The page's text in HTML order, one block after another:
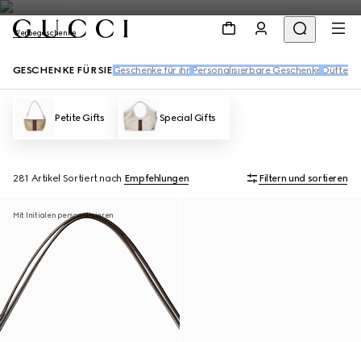
Werbegeschenke
GESCHENKE FÜR SIE Geschenke für ihn Personalisierbare Geschenke Düfte
Petite Gifts Special Gifts
281 Artikel Sortiert nach Empfehlungen Filtern und sortieren
Mit Initialen personalisieren